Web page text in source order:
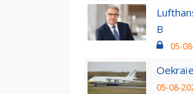
B
05-
05-08-